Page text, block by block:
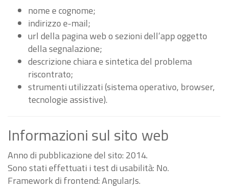
nome e cognome;
indirizzo e-mail;
url della pagina web o sezioni dell’app oggetto
della segnalazione;
descrizione chiara e sintetica del problema
riscontrato;
strumenti utilizzati (sistema operativo, browser,
tecnologie assistive).
Informazioni sul sito web
Anno di pubblicazione del sito: 2014.
Sono stati effettuati i test di usabilità: No.
Framework di frontend: AngularJs.